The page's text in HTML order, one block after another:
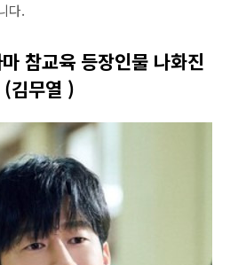
다.
참교육 등장인물 나화진
(김무열 )